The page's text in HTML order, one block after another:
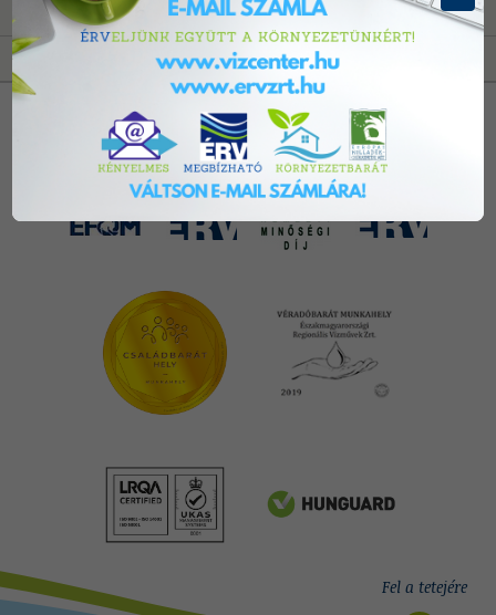
PÁLYÁZATOK
A VÍZRŐL